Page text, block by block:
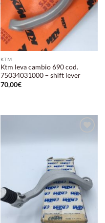
KTM
Ktm leva cambio 690 cod.
75034031000 – shift lever
70,00€
desideri